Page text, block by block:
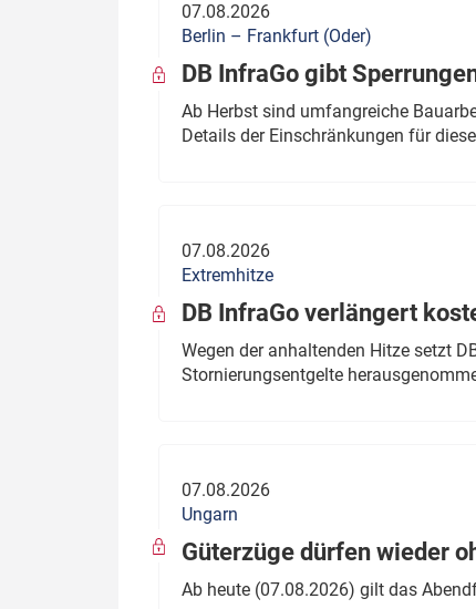
07.08.2026
Berlin – Frankfurt (Oder)
DB InfraGo gibt
Ab Herbst sind umfangreiche
Details der Einschränkungen für
07.08.2026
Extremhitze
DB InfraGo verlängert
Wegen der anhaltenden Hitze setzt
Stornierungsentgelte
07.08.2026
Ungarn
Güterzüge dürfen wieder
Ab heute (07.08.2026) gilt das